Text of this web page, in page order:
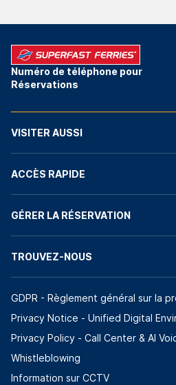
Numéro de téléphone pour
Réservations
VISITER AUSSI
ACCÈS RAPIDE
GÉRER LA RÉSERVATION
TROUVEZ-NOUS
GDPR - Règlement général sur la
Privacy Notice - Unified Digital
Privacy Policy - Call Center & ΑΙ
Whistleblowing
Information sur CCTV